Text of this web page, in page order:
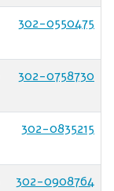
302-0550475
302-0758730
302-0835215
302-0908764